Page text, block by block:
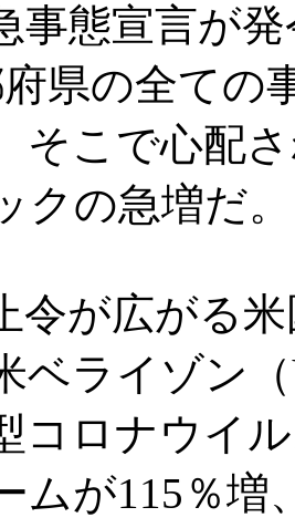
事態宣言が
県の全ての
そこで心配
クの急増だ。
が広がる
ベライゾン
コロナウイ
ムが115％増